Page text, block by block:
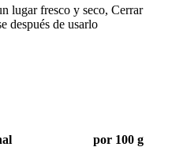
lugar fresco y seco, Cerrar
después de usarlo
por 100 g